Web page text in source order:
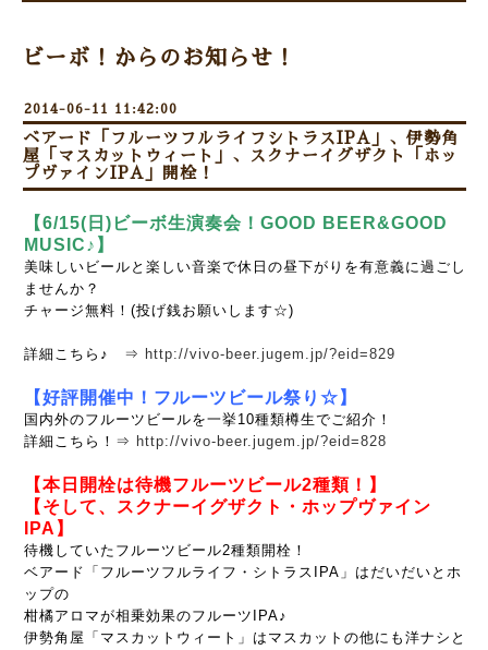
ビーボ！からのお知らせ！
2014-06-11 11:42:00
ベアード「フルーツフルライフシトラスIPA」、伊勢角
屋「マスカットウィート」、スクナーイグザクト「ホッ
プヴァインIPA」開栓！
【6/15(日)ビーボ生演奏会！GOOD BEER&GOOD
MUSIC♪】
美味しいビールと楽しい音楽で休日の昼下がりを有意義に過ごし
ませんか？
チャージ無料！(投げ銭お願いします☆)
詳細こちら♪ ⇒ http://vivo-beer.jugem.jp/?eid=829
【好評開催中 ！フルーツビール祭り☆】
国内外のフルーツビールを一挙10種類樽生でご紹介！
詳細こちら！⇒ http://vivo-beer.jugem.jp/?eid=828
【本日開栓は待機フルーツビール2種類！】
【そして、スクナーイグザクト・ホップヴァイン
IPA】
待機していたフルーツビール2種類開栓！
ベアード「フルーツフルライフ・シトラスIPA」はだいだいとホ
ップの
柑橘アロマが相乗効果のフルーツIPA♪
伊勢角屋「マスカットウィート」はマスカットの他にも洋ナシと